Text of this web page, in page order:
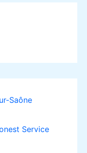
Saône
Service